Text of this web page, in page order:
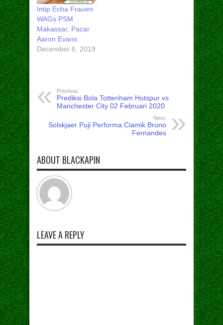
Intip Echa Frauen
WAGs PSM
Makassar, Pacar
Aaron Evans
December 6, 2019
Previous:
Prediksi Bola Tottenham Hotspur vs
Manchester City 02 Februari 2020
Next:
Solskjaer Puji Performa Ciamik Bruno
Fernandes
ABOUT BLACKAPIN
LEAVE A REPLY